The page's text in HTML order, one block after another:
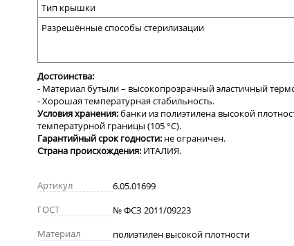
Тип крышки
Разрешённые способы стерилизации
Достоинства:
- Материал бутыли – высокопрозрачный эластичный
- Хорошая температурная стабильность.
Условия хранения:банки из полиэтилена высокой
температурной границы (105 °С).
Гарантийный срок годности: не ограничен.
Страна происхождения: ИТАЛИЯ.
Артикул
6.05.01699
ГОСТ
№ ФСЗ 2011/09223
Материал
полиэтилен высокой плотности